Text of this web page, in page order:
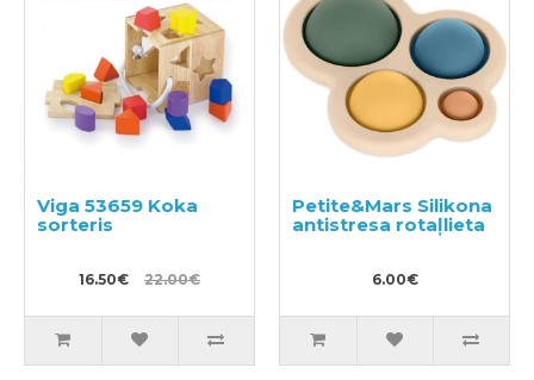
Viga 53659 Koka
sorteris
16.50€ 22.00€
Petite&Mars Silikona
antistresa rotaļlieta
6.00€